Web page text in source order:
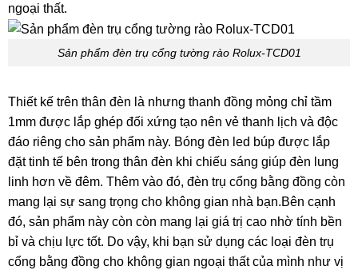
ngoại thất.
Sản phẩm đèn trụ cổng tường rào Rolux-TCD01
Thiết kế trên thân đèn là nhưng thanh đồng mỏng chỉ tầm
1mm được lắp ghép đối xứng tạo nên vẻ thanh lịch và độc
đáo riêng cho sản phẩm này. Bóng đèn led búp được lắp
đặt tinh tế bên trong thân đèn khi chiếu sáng giúp đèn lung
linh hơn về đêm. Thêm vào đó, đèn trụ cổng bằng đồng còn
mang lại sự sang trọng cho không gian nhà bạn.Bên cạnh
đó, sản phẩm này còn còn mang lại giá trị cao nhờ tính bền
bỉ và chịu lực tốt. Do vậy, khi bạn sử dụng các loại đèn trụ
cổng bằng đồng cho không gian ngoại thất của mình như vị